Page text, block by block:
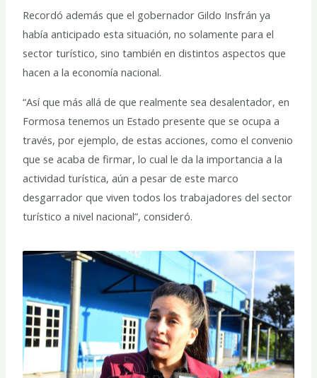
Recordó además que el gobernador Gildo Insfrán ya
había anticipado esta situación, no solamente para el
sector turístico, sino también en distintos aspectos que
hacen a la economía nacional.
“Así que más allá de que realmente sea desalentador, en
Formosa tenemos un Estado presente que se ocupa a
través, por ejemplo, de estas acciones, como el convenio
que se acaba de firmar, lo cual le da la importancia a la
actividad turística, aún a pesar de este marco
desgarrador que viven todos los trabajadores del sector
turístico a nivel nacional”, consideró.